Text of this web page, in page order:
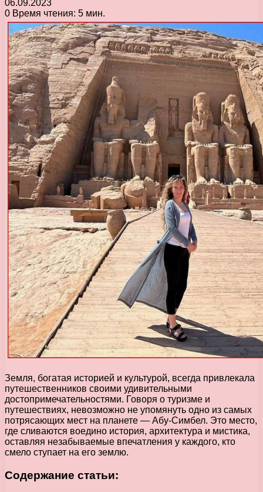
06.09.2023
0 Время чтения: 5 мин.
Земля, богатая историей и культурой, всегда привлекала
путешественников своими удивительными
достопримечательностями. Говоря о туризме и
путешествиях, невозможно не упомянуть одно из самых
потрясающих мест на планете — Абу-Симбел. Это место,
где сливаются воедино история, архитектура и мистика,
оставляя незабываемые впечатления у каждого, кто
смело ступает на его землю.
Содержание статьи: